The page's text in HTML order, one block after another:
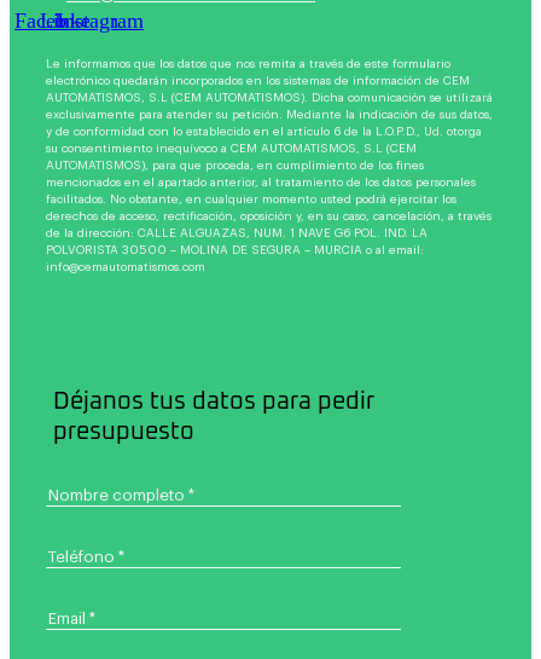
Facebook
Linkedin
Instagram
Le informamos que los datos que nos remita a través de este formulario
electrónico quedarán incorporados en los sistemas de información de CEM
AUTOMATISMOS, S.L (CEM AUTOMATISMOS). Dicha comunicación se utilizará
exclusivamente para atender su petición. Mediante la indicación de sus datos,
y de conformidad con lo establecido en el artículo 6 de la L.O.P.D., Ud. otorga
su consentimiento inequívoco a CEM AUTOMATISMOS, S.L (CEM
AUTOMATISMOS), para que proceda, en cumplimiento de los fines
mencionados en el apartado anterior, al tratamiento de los datos personales
facilitados. No obstante, en cualquier momento usted podrá ejercitar los
derechos de acceso, rectificación, oposición y, en su caso, cancelación, a través
de la dirección: CALLE ALGUAZAS, NUM. 1 NAVE G6 POL. IND. LA
POLVORISTA 30500 – MOLINA DE SEGURA – MURCIA o al email:
info@cemautomatismos.com
Déjanos tus datos para pedir
presupuesto